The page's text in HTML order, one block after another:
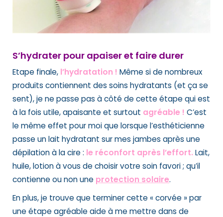
S’hydrater pour apaiser et faire durer
Etape finale, l’hydratation ! Même si de nombreux
produits contiennent des soins hydratants (et ça se
sent), je ne passe pas à côté de cette étape qui est
à la fois utile, apaisante et surtout agréable ! C’est
le même effet pour moi que lorsque l’esthéticienne
passe un lait hydratant sur mes jambes après une
dépilation à la cire : le réconfort après l’effort. Lait,
huile, lotion à vous de choisir votre soin favori ; qu’il
contienne ou non une protection solaire.
En plus, je trouve que terminer cette « corvée » par
une étape agréable aide à me mettre dans de